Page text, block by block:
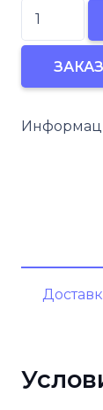
Количество
Радиатор
АР1-
(6